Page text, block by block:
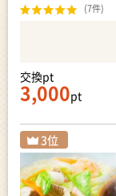
(7件)
交換pt
3,000pt